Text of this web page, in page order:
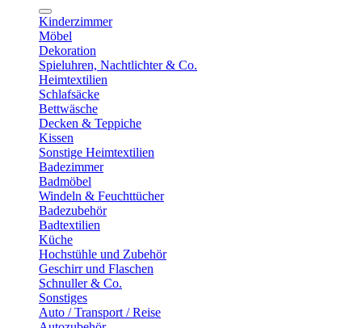
Kinderzimmer
Möbel
Dekoration
Spieluhren, Nachtlichter & Co.
Heimtextilien
Schlafsäcke
Bettwäsche
Decken & Teppiche
Kissen
Sonstige Heimtextilien
Badezimmer
Badmöbel
Windeln & Feuchttücher
Badezubehör
Badtextilien
Küche
Hochstühle und Zubehör
Geschirr und Flaschen
Schnuller & Co.
Sonstiges
Auto / Transport / Reise